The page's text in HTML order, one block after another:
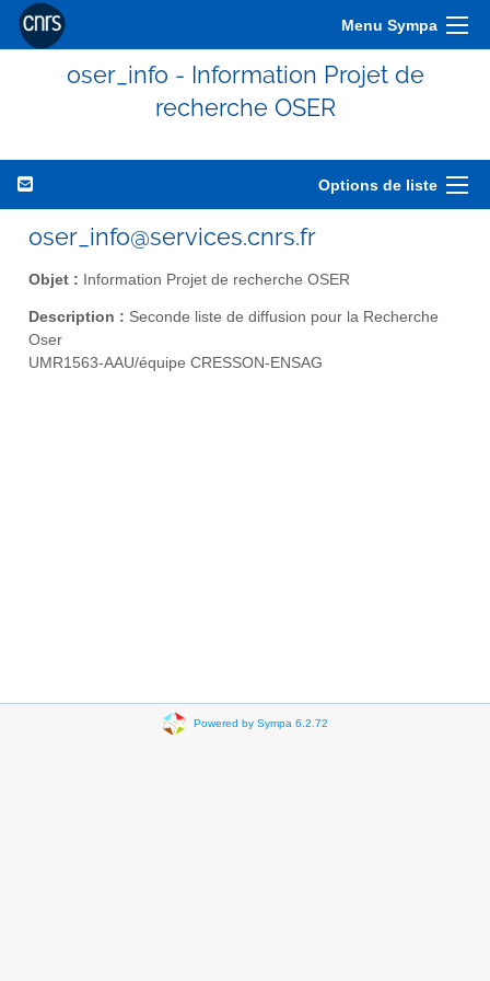
Menu Sympa
oser_info - Information Projet de
recherche OSER
Options de liste
oser_info@services.cnrs.fr
Objet : Information Projet de recherche OSER
Description : Seconde liste de diffusion pour la Recherche
Oser
UMR1563-AAU/équipe CRESSON-ENSAG
Powered by Sympa 6.2.72